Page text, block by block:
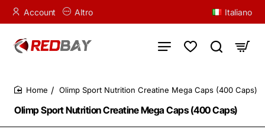
Account Altro Italiano
Olimp Sport Nutrition Creatine Mega Caps (400 Caps)
Olimp Sport Nutrition Creatine Mega Caps (400 Caps)